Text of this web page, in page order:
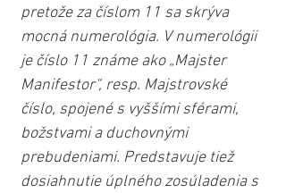
pretože za číslom 11 sa skrýva
mocná numerológia. V numerológii
je číslo 11 známe ako „Majster
Manifestor“, resp. Majstrovské
číslo, spojené s vyššími sférami,
božstvami a duchovnými
prebudeniami. Predstavuje tiež
dosiahnutie úplného zosúladenia s